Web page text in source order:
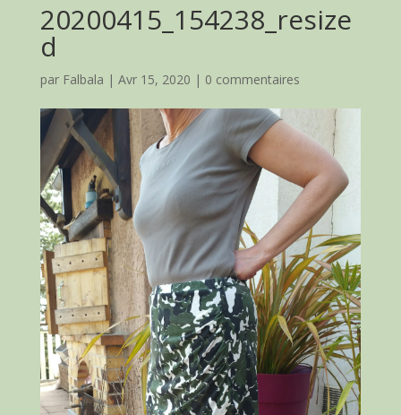
20200415_154238_resize
d
par Falbala | Avr 15, 2020 | 0 commentaires